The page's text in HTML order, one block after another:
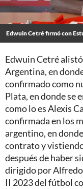
Edwuin Cetré firmó con
Edwuin Cetré
Argentina, en
confirmado como
Plata, en donde se
como lo es Alexis
confirmada en los
argentino, en
contrato y
después de haber
dirigido por Alfredo
II 2023 del fútbol